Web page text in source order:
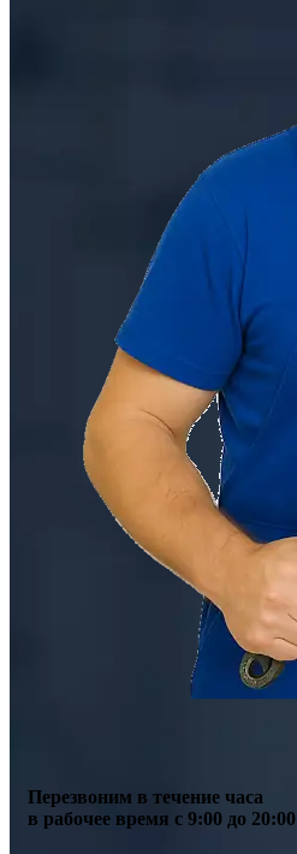
Перезвоним в течение часа
в рабочее время с 9:00 до 20:00